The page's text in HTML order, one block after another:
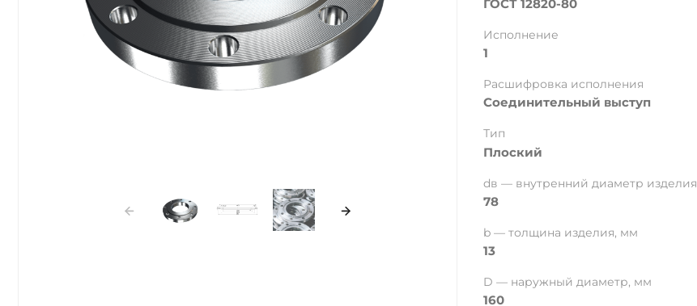
ГОСТ 12820-80
Исполнение
1
Расшифровка исполнения
Соединительный выступ
Тип
Плоский
dв — внутренний диаметр
78
b — толщина изделия, мм
13
D — наружный диаметр, мм
160